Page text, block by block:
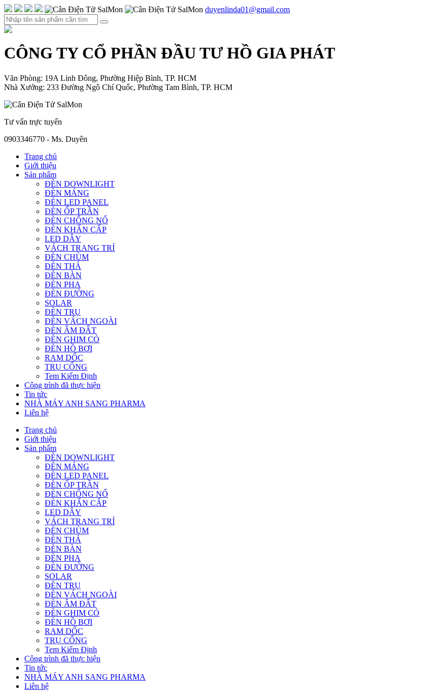
duyenlinda01@gmail.com
CÔNG TY CỔ PHẦN ĐẦU TƯ HỒ GIA PHÁT
Văn Phòng: 19A Linh Đông, Phường Hiệp Bình, TP. HCM
Nhà Xưởng: 233 Đường Ngô Chí Quốc, Phường Tam Bình, TP. HCM
Tư vấn trực tuyến
0903346770 - Ms. Duyên
Trang chủ
Giới thiệu
Sản phẩm
ĐÈN DOWNLIGHT
ĐÈN MÁNG
ĐÈN LED PANEL
ĐÈN ỐP TRẦN
ĐÈN CHỐNG NỔ
ĐÈN KHẨN CẤP
LED DÂY
VÁCH TRANG TRÍ
ĐÈN CHÙM
ĐÈN THẢ
ĐÈN BÀN
ĐÈN PHA
ĐÈN ĐƯỜNG
SOLAR
ĐÈN TRỤ
ĐÈN VÁCH NGOÀI
ĐÈN ÂM ĐẤT
ĐÈN GHIM CỎ
ĐÈN HỒ BƠI
RAM DỐC
TRỤ CỔNG
Tem Kiểm Định
Công trình đã thực hiện
Tin tức
NHÀ MÁY ANH SANG PHARMA
Liên hệ
Trang chủ
Giới thiệu
Sản phẩm
ĐÈN DOWNLIGHT
ĐÈN MÁNG
ĐÈN LED PANEL
ĐÈN ỐP TRẦN
ĐÈN CHỐNG NỔ
ĐÈN KHẨN CẤP
LED DÂY
VÁCH TRANG TRÍ
ĐÈN CHÙM
ĐÈN THẢ
ĐÈN BÀN
ĐÈN PHA
ĐÈN ĐƯỜNG
SOLAR
ĐÈN TRỤ
ĐÈN VÁCH NGOÀI
ĐÈN ÂM ĐẤT
ĐÈN GHIM CỎ
ĐÈN HỒ BƠI
RAM DỐC
TRỤ CỔNG
Tem Kiểm Định
Công trình đã thực hiện
Tin tức
NHÀ MÁY ANH SANG PHARMA
Liên hệ